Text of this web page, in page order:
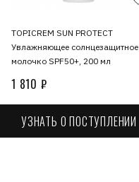
TOPICREM SUN PROTECT
Увлажняющее солнцезащитное
молочко SPF50+, 200 мл
1 810 ₽
УЗНАТЬ О ПОСТУПЛЕНИИ